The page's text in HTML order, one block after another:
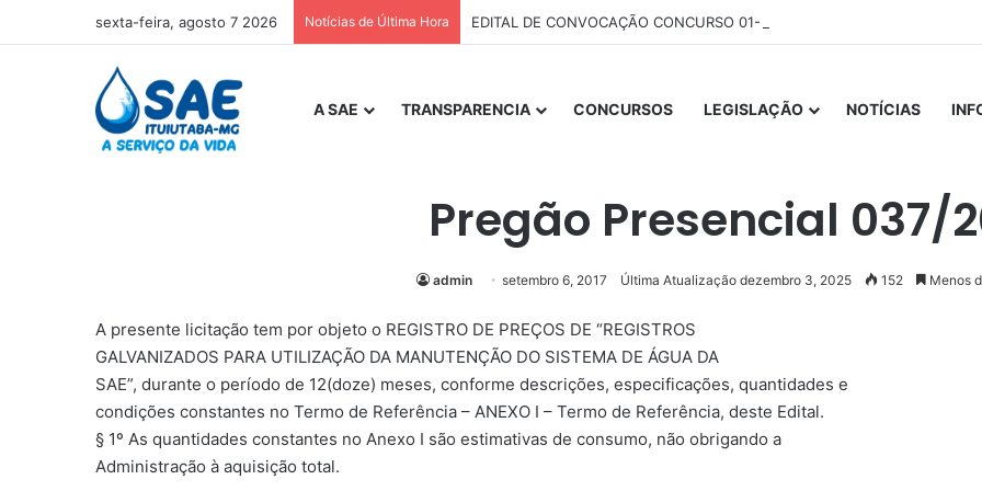
sexta-feira, agosto 7 2026 Notícias de Última Hora EDITAL DE CONVOCAÇÃO CONCURSO 01-2025
A SAE TRANSPARENCIA CONCURSOS LEGISLAÇÃO NOTÍCIAS
Pregão Presencial 037/
admin setembro 6, 2017 Última Atualização dezembro 3, 2025 152 Menos
A presente licitação tem por objeto o REGISTRO DE PREÇOS DE “REGISTROS
GALVANIZADOS PARA UTILIZAÇÃO DA MANUTENÇÃO DO SISTEMA DE ÁGUA DA
SAE”, durante o período de 12(doze) meses, conforme descrições, especificações, quantidades e
condições constantes no Termo de Referência – ANEXO I – Termo de Referência, deste Edital.
§ 1º As quantidades constantes no Anexo I são estimativas de consumo, não obrigando a
Administração à aquisição total.